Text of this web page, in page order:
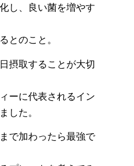
し、良い菌を増やす
とのこと。
摂取することが大切
ーに代表されるイン
した。
で加わったら最強で